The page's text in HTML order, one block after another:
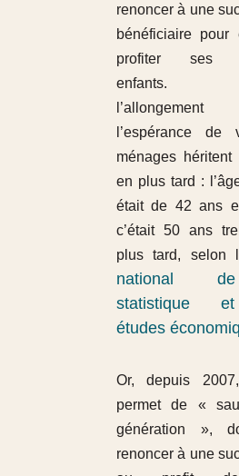
renoncer à une
bénéficiaire pour
profiter ses
enfants.
l’espérance de
ménages
en plus tard :
était de 42 ans
c’était 50 ans
plus tard, selon
national
statistique
études
Or, depuis
permet de «
génération »,
renoncer à une